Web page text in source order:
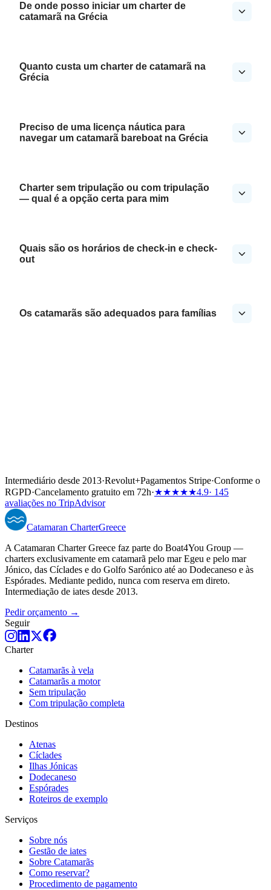
De onde posso iniciar um charter de
catamarã na Grécia
Quanto custa um charter de catamarã na
Grécia
Preciso de uma licença náutica para
navegar um catamarã bareboat na Grécia
Charter sem tripulação ou com tripulação
— qual é a opção certa para mim
Quais são os horários de check-in e check-
out
Os catamarãs são adequados para famílias
Intermediário desde 2013·Revolut+Pagamentos Stripe·Conforme o
RGPD·Cancelamento gratuito em 72h·★★★★★4.9· 145
avaliações no TripAdvisor
Catamaran CharterGreece
A Catamaran Charter Greece faz parte do Boat4You Group —
charters exclusivamente em catamarã pelo mar Egeu e pelo mar
Jónico, das Cíclades e do Golfo Sarónico até ao Dodecaneso e às
Espórades. Mediante pedido, nunca com reserva em direto.
Intermediação de iates desde 2013.
Pedir orçamento →
Seguir
Charter
Catamarãs à vela
Catamarãs a motor
Sem tripulação
Com tripulação completa
Destinos
Atenas
Cíclades
Ilhas Jónicas
Dodecaneso
Espórades
Roteiros de exemplo
Serviços
Sobre nós
Gestão de iates
Sobre Catamarãs
Como reservar?
Procedimento de pagamento